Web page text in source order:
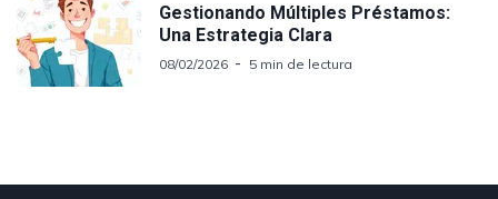
Gestionando Múltiples Préstamos:
Una Estrategia Clara
08/02/2026 5 min de lectura